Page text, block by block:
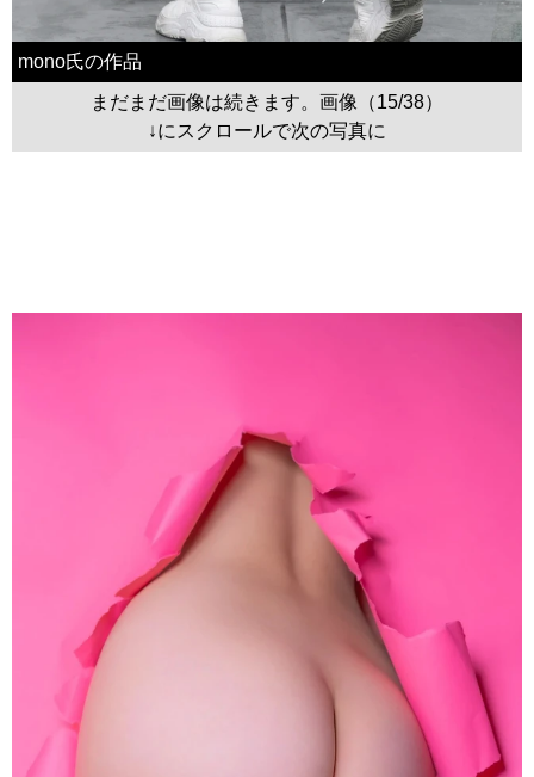
mono氏の作品
まだまだ画像は続きます。画像（15/38）
↓にスクロールで次の写真に